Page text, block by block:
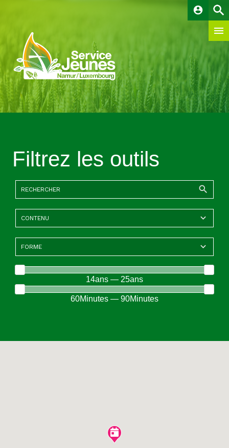
account_circle
Filtrez les outils
14ans — 25ans
60Minutes — 90Minutes